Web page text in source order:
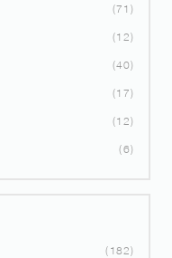
71
12
40
17
12
6
182